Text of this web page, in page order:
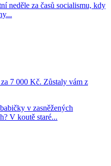
neděle za časů socialismu, kdy
7 000 Kč. Zůstaly vám z
v zasněžených
V koutě staré...